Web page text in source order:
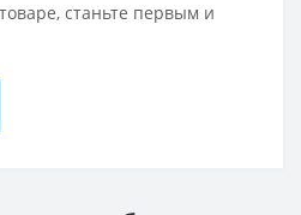
станьте первым и